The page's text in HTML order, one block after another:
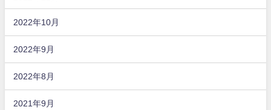
2022年10月
2022年9月
2022年8月
2021年9月